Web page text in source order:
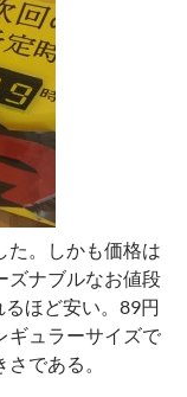
た。しかも価格は
ズナブルなお値段
ほど安い。89円
ギュラーサイズで
である。